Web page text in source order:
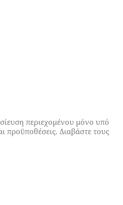
περιεχομένου μόνο υπό
προϋποθέσεις. Διαβάστε τους